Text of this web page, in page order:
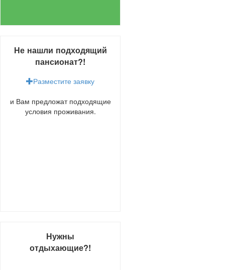
Не нашли подходящий
пансионат?!
Разместите заявку
и Вам предложат подходящие
условия проживания.
Нужны
отдыхающие?!